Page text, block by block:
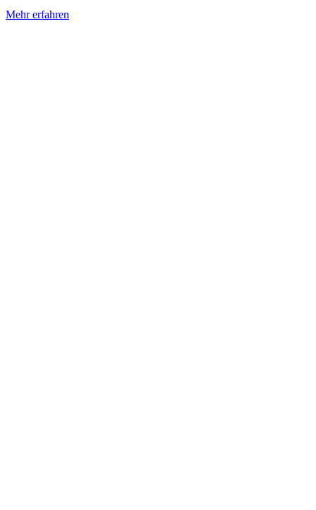
Mehr erfahren